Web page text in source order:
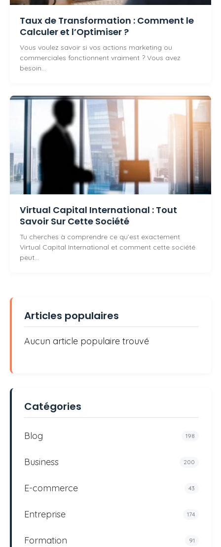
Taux de Transformation : Comment le
Calculer et l’Optimiser ?
Vous voulez savoir si vos actions marketing ou
commerciales fonctionnent vraiment ? Vous avez
besoin…
Virtual Capital International : Tout
Savoir Sur Cette Société
Tu cherches à comprendre ce qu’est exactement
Virtual Capital International et comment cette société
peut…
Articles populaires
Aucun article populaire trouvé
Catégories
Blog 198
Business 200
E-commerce 43
Entreprise 174
Formation 91